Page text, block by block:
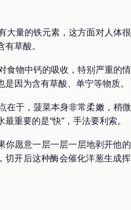
大量的铁元素，这方面对人体
草酸。
食物中钙的吸收，特别严重的
因为含有草酸、单宁等物质。
在于，菠菜本身非常柔嫩，稍
重要的是“快”，手法要利索。
愿意一层一层一层地剥开他的
开后这种酶会催化洋葱生成